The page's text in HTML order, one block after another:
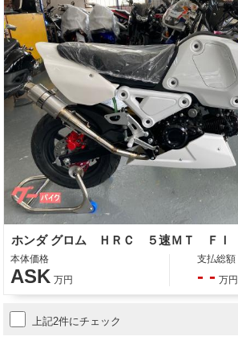
ホンダ グロム ＨＲＣ ５速ＭＴ ＦＩ
本体価格
ASK 万円
支払総額
- - 万円
上記2件にチェック